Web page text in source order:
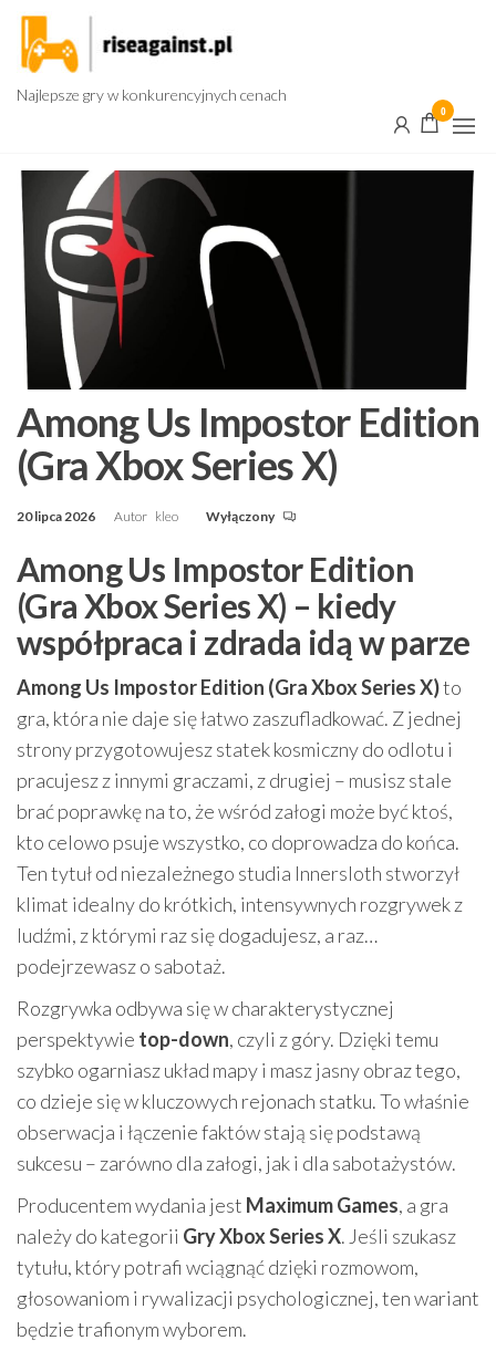
Przejdź
treści
Najlepsze gry w konkurencyjnych cenach
0
Among Us Impostor Edition
(Gra Xbox Series X)
20 lipca 2026 Autor kleo Wyłączony
Among Us Impostor Edition
(Gra Xbox Series X) – kiedy
współpraca i zdrada idą w parze
Among Us Impostor Edition (Gra Xbox Series X)to
gra, która nie daje się łatwo zaszufladkować. Z jednej
strony przygotowujesz statek kosmiczny do odlotu i
pracujesz z innymi graczami, z drugiej – musisz stale
brać poprawkę na to, że wśród załogi może być ktoś,
kto celowo psuje wszystko, co doprowadza do końca.
Ten tytuł od niezależnego studia Innersloth stworzył
klimat idealny do krótkich, intensywnych rozgrywek z
ludźmi, z którymi raz się dogadujesz, a raz…
podejrzewasz o sabotaż.
Rozgrywka odbywa się w charakterystycznej
perspektywie top-down, czyli z góry. Dzięki temu
szybko ogarniasz układ mapy i masz jasny obraz tego,
co dzieje się w kluczowych rejonach statku. To właśnie
obserwacja i łączenie faktów stają się podstawą
sukcesu – zarówno dla załogi, jak i dla sabotażystów.
Producentem wydania jest Maximum Games, a gra
należy do kategorii Gry Xbox Series X. Jeśli szukasz
tytułu, który potrafi wciągnąć dzięki rozmowom,
głosowaniom i rywalizacji psychologicznej, ten wariant
będzie trafionym wyborem.